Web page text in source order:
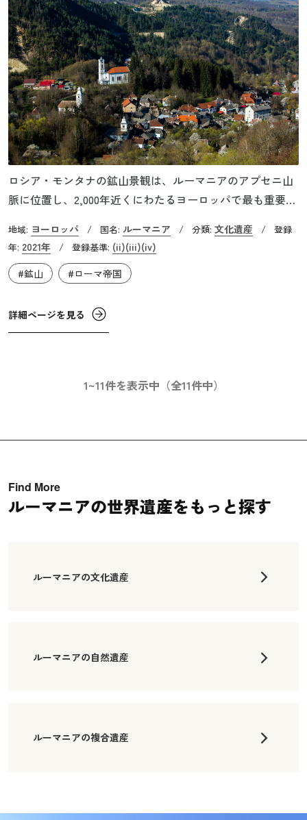
境の強化のためローマ帝国の権力が最大限に広がった証拠
といえます。
ロシア・モンタナの鉱山景観は、ルーマニアのアプセニ山
脈に位置し、2,000年近くにわたるヨーロッパで最も重要か
採掘は、西暦106年に始まり、166年間にわたりローマ人に
よって約500tの金が抽出されました。この場所はアルブル
ヌス・マヨルとして知られ、ローマ帝国にとって唯一の新
機の一つであった可能性が高いといわれています。
地域: ヨーロッパ / 国名: ルーマニア / 分類: 文化遺産 /
登録
年: 2021年 / 登録基準: (ii)(iii)(iv)
#鉱山
#ローマ帝国
詳細ページを見る
1~11件を表示中（全11件中）
Find More
ルーマニアの世界遺産をもっと探す
ルーマニアの文化遺産
ルーマニアの自然遺産
ルーマニアの複合遺産